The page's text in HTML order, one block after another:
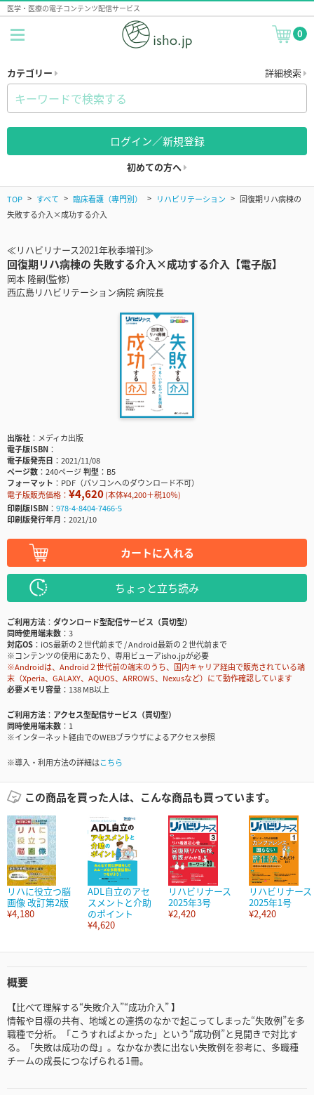
医学・医療の電子コンテンツ配信サービス
0
カテゴリー 詳細検索
ログイン／新規登録
初めての方へ
TOP すべて 臨床看護（専門別） リハビリテーション
回復期リハ病棟の
失敗する介入×成功する介入
≪リハビリナース2021年秋季増刊≫
回復期リハ病棟の 失敗する介入×成功する介入【電子版】
岡本 隆嗣(監修)
西広島リハビリテーション病院 病院長
出版社
メディカ出版
電子版ISBN
電子版発売日
2021/11/08
ページ数
240ページ判型
B5
フォーマット
PDF（パソコンへのダウンロード不可）
電子版販売価格： ¥4,620(本体¥4,200＋税10％)
印刷版ISBN
978-4-8404-7466-5
印刷版発行年月
2021/10
カートに入れる
ちょっと立ち読み
ご利用方法
ダウンロード型配信サービス（買切型）
同時使用端末数
3
対応OS
iOS最新の２世代前まで / Android最新の２世代前まで
※コンテンツの使用にあたり、専用ビューアisho.jpが必要
※Androidは、Android２世代前の端末のうち、国内キャリア経由で販売されている端
末（Xperia、GALAXY、AQUOS、ARROWS、Nexusなど）にて動作確認しています
必要メモリ容量
138 MB以上
ご利用方法
アクセス型配信サービス（買切型）
同時使用端末数
1
※インターネット経由でのWEBブラウザによるアクセス参照
※導入・利用方法の詳細はこちら
この商品を買った人は、こんな商品も買っています。
リハに役立つ脳
画像 改訂第2版
¥4,180
ADL自立のアセ
スメントと介助
のポイント
¥4,620
リハビリナース
2025年3号
¥2,420
リハビリナース
2025年1号
¥2,420
概要
【比べて理解する“失敗介入”“成功介入” 】
情報や目標の共有、地域との連携のなかで起こってしまった“失敗例”を多
職種で分析。「こうすればよかった」という“成功例”と見開きで対比す
る。「失敗は成功の母」。なかなか表に出ない失敗例を参考に、多職種
チームの成長につなげられる1冊。